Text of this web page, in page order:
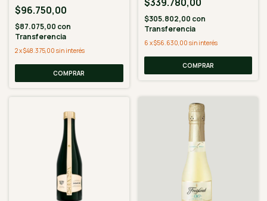
$96.750,00
$87.075,00 con
Transferencia
2x$48.375,00 sin interés
$305.802,00 con
Transferencia
6 x$56.630,00 sin interés